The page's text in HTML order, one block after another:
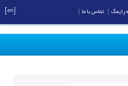
رایمگ تماس با ما